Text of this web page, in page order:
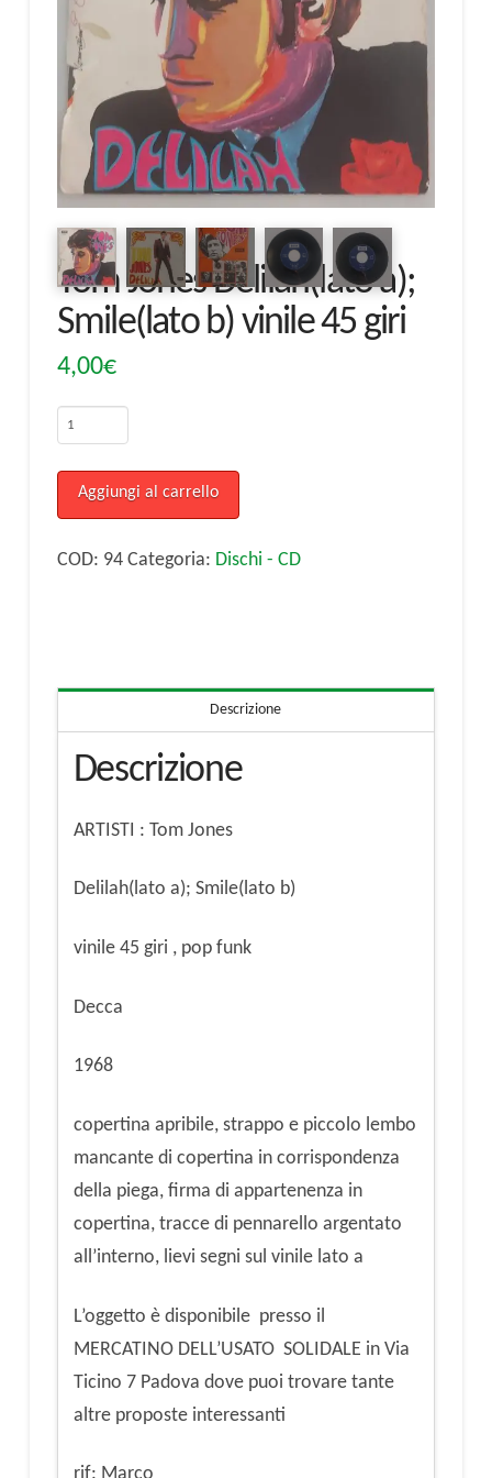
Tom Jones Delilah(lato a);
Smile(lato b) vinile 45 giri
4,00€
Tom
Delilah(lato
a);
Smile(lato
giri
Aggiungi al carrello
COD: 94 Categoria: Dischi - CD
Descrizione
Descrizione
ARTISTI : Tom Jones
Delilah(lato a); Smile(lato b)
vinile 45 giri , pop funk
Decca
1968
copertina apribile, strappo e piccolo lembo
mancante di copertina in corrispondenza
della piega, firma di appartenenza in
copertina, tracce di pennarello argentato
all’interno, lievi segni sul vinile lato a
L’oggetto è disponibile presso il
MERCATINO DELL’USATO SOLIDALE in Via
Ticino 7 Padova dove puoi trovare tante
altre proposte interessanti